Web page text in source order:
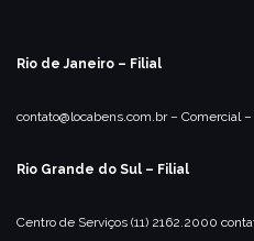
Rio de Janeiro – Filial
contato@locabens.com.br– Comercial –
Rio Grande do Sul – Filial
Centro de Serviços (11) 2162.2000